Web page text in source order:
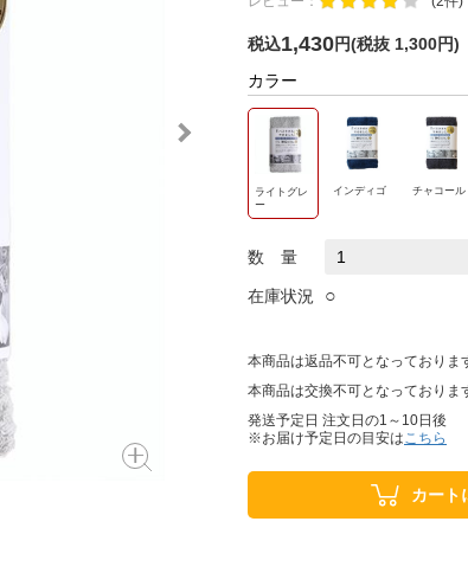
税込1,430円(税抜 1,300円)
カラー
ライトグレ
ー
インディゴ チャコール
数 量
在庫状況 ○
本商品は返品不可となっておりま
本商品は交換不可となっておりま
発送予定日 注文日の1～10日後
※お届け予定日の目安はこちら
カート